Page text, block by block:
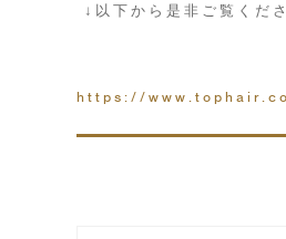
↓以下から是非ご覧くださ
https://